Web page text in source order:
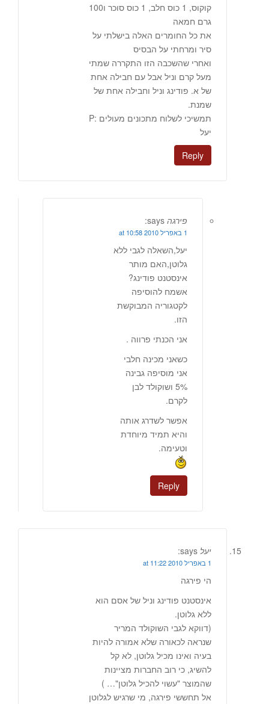
קוקוס, 1 כוס חלב, 1 כוס סוכר ו100
גרם חמאה
את כל החומרים האלה בישלתי על
סיר ומרחתי על הבסיס
ואחרי שהשכבה הזו התקררה שמתי
מעל קרם וניל אבל עם חבילה אחת
של א. פודינג וניל וחבילה אחת של
שמנת.
תמשיכי לשלוח מתכונים מעולים :P
יעל
Reply
פירגה says:
1 באפריל 2010 at 10:58
יעל,השאלה לגבי ללא
גלוטן,האם מותר
אינסטנט פודינג?
אשמח להוסיפה
לקטגוריה המבוקשת
הזו.
אני הכנתי פרווה .
כשאני מכינה חלבי
אני מוסיפה גבינה
5% ושוקולד לבן
לקרם.
אפשר לשדרג אותה
והיא תמיד מיוחדת
וטעימה.
Reply
יעל says:
1 באפריל 2010 at 11:22
הי פירגה
אינסטנט פודינג וניל של אסם הוא
ללא גלוטן.
(דווקא לגבי השוקולד המריר
שנראה לכאורה שלא אמורה להיות
בעיה ואינו מכיל גלוטן, לא קל
להשיג, כי רוב החברות מציינות
שהמוצר "עשוי להכיל גלוטן"… )
אל תחששי פירגה, מי שרגיש לגלוטן